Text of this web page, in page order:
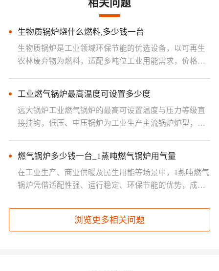
相关问题
生物质锅炉烧什么燃料,多少钱一台
生物质锅炉是工业领域环保节能的优选设备，以可再生
农林废弃物为燃料，适配多吨位工业用能需求，价格根
工业燃气锅炉最高温度可设置多少度
远大锅炉工业燃气锅炉的最高可设置温度与压力等级直
接挂钩，低压、中压锅炉为工业生产主流锅炉炉型，具
燃气锅炉多少钱一台_1蒸吨燃气锅炉用气量
在工业生产、商业供暖及民生用能等场景中，1蒸吨燃气
锅炉凭借适配性强、运行稳定、环保节能的优势，成为
浏览更多相关问题